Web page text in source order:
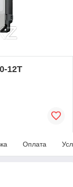
12T
Оплата